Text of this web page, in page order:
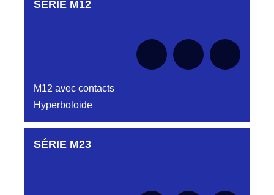
Aucune pièce disponible pour cette série pour
SÉRIE M12
M12 avec contacts
Hyperboloide
Aucune pièce disponible pour cette série pour
SÉRIE M23